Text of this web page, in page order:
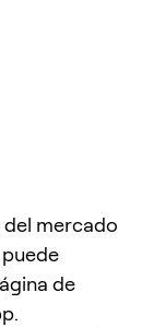
del mercado
de